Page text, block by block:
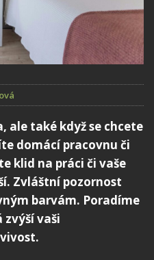
ale také když se chcete
domácí pracovnu či
klid na práci či vaše
Zvláštní pozornost
barvám. Poradíme
vaši